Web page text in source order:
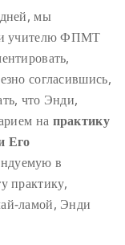
мы
и учителю ФПМТ
согласившись,
что Энди,
на практику
Его
в
практику,
ламой, Энди